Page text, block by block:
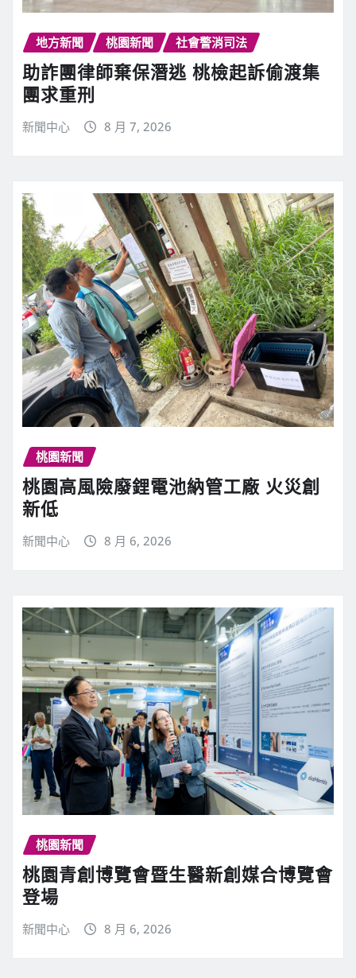
地方新聞 桃園新聞 社會警消司法
助詐團律師棄保潛逃 桃檢起訴偷渡集
團求重刑
新聞中心 8 月 7, 2026
桃園新聞
桃園高風險廢鋰電池納管工廠 火災創
新低
新聞中心 8 月 6, 2026
桃園新聞
桃園青創博覽會暨生醫新創媒合博覽會
登場
新聞中心 8 月 6, 2026